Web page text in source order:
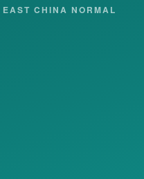
CHINA NORMAL